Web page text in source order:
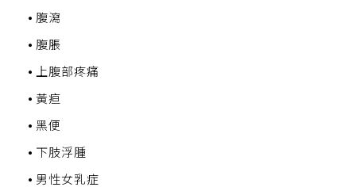
腹瀉
腹脹
上腹部疼痛
黃疸
黑便
下肢浮腫
男性女乳症